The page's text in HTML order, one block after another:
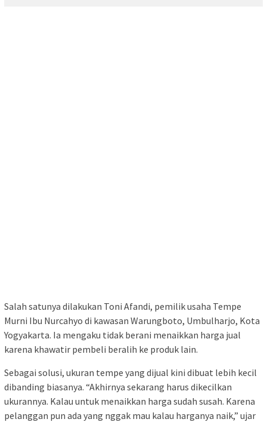
Salah satunya dilakukan Toni Afandi, pemilik usaha Tempe
Murni Ibu Nurcahyo di kawasan Warungboto, Umbulharjo, Kota
Yogyakarta. Ia mengaku tidak berani menaikkan harga jual
karena khawatir pembeli beralih ke produk lain.
Sebagai solusi, ukuran tempe yang dijual kini dibuat lebih kecil
dibanding biasanya. “Akhirnya sekarang harus dikecilkan
ukurannya. Kalau untuk menaikkan harga sudah susah. Karena
pelanggan pun ada yang nggak mau kalau harganya naik,” ujar